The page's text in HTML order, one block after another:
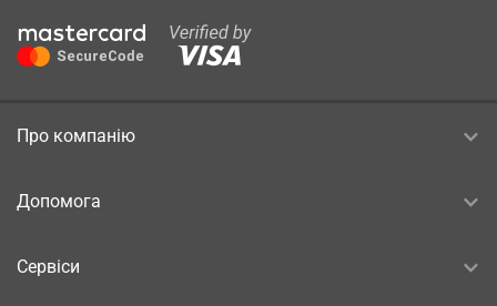
Про компанію
Допомога
Сервіси